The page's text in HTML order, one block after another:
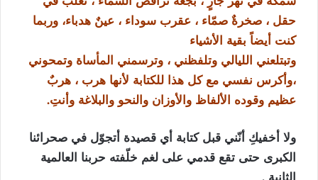
حقل ، صخرةٌ صمّاء ، عقرب سوداء ، عينٌ هدباء، وربما
كنت أيضاً بقية الأشياء
وتبتلعني الليالي وتلفظني ، وترسمني المأساة وتمحوني
،وأكرس نفسي مع كل هذا للكتابة لأنها هرب ، هربٌ
عظيم وقوده الألفاظ والأوزان والنحو والبلاغة وأنتِ.
ولا أخفيكِ أنّني قبل كتابة أي قصيدة أتجوّل في صحرائنا
الكبرى حتى تقع قدمي على لغم خلّفته حربنا العالمية